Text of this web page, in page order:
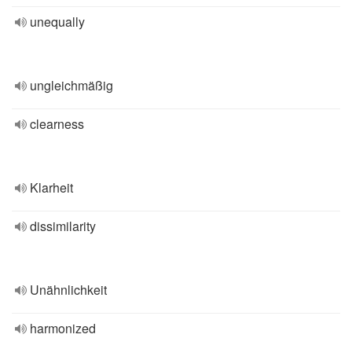
unequally
ungleichmäßig
clearness
Klarheit
dissimilarity
Unähnlichkeit
harmonized